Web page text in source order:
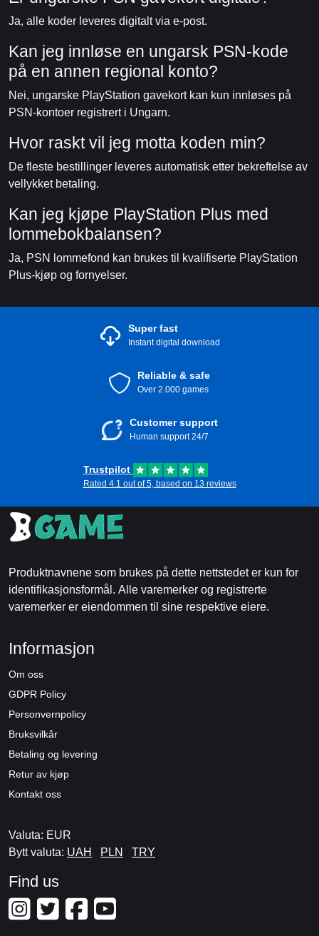
Ja, alle koder leveres digitalt via e-post.
Kan jeg innløse en ungarsk PSN-kode
på en annen regional konto?
Nei, ungarske PlayStation gavekort kan kun innløses på
PSN-kontoer registrert i Ungarn.
Hvor raskt vil jeg motta koden min?
De fleste bestillinger leveres automatisk etter bekreftelse av
vellykket betaling.
Kan jeg kjøpe PlayStation Plus med
lommebokbalansen?
Ja, PSN lommefond kan brukes til kvalifiserte PlayStation
Plus-kjøp og fornyelser.
Super fast
Instant digital download
Reliable & safe
Over 2.000 games
Customer support
Human support 24/7
Trustpilot
Rated 4.1 out of 5, based on 13 reviews
Produktnavnene som brukes på dette nettstedet er kun for
identifikasjonsformål. Alle varemerker og registrerte
varemerker er eiendommen til sine respektive eiere.
Informasjon
Om oss
GDPR Policy
Personvernpolicy
Bruksvilkår
Betaling og levering
Retur av kjøp
Kontakt oss
Valuta: EUR
Bytt valuta: UAH PLN TRY
Find us